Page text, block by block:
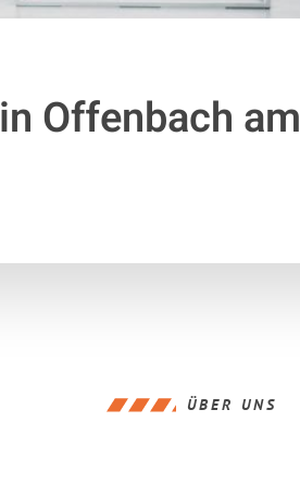
in Offenbach am
ÜBER UNS